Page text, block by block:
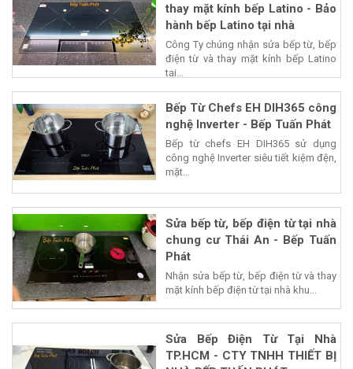
thay mặt kính bếp Latino - Bảo
hành bếp Latino tại nhà
Công Ty chúng nhận sửa bếp từ, bếp
điện từ và thay mặt kính bếp Latino
tại...
Bếp Từ Chefs EH DIH365 công
nghệ Inverter - Bếp Tuấn Phát
Bếp từ chefs EH DIH365 sử dụng
công nghệ Inverter siêu tiết kiệm đện,
mặt...
Sửa bếp từ, bếp điện từ tại nhà
chung cư Thái An - Bếp Tuấn
Phát
Nhận sửa bếp từ, bếp điện từ và thay
mặt kính bếp điện từ tại nhà khu...
Sửa Bếp Điện Từ Tại Nhà
TP.HCM - CTY TNHH THIẾT BỊ